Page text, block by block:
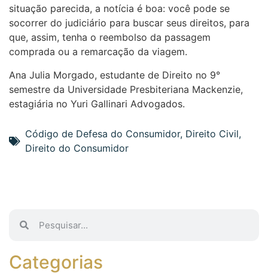
situação parecida, a notícia é boa: você pode se
socorrer do judiciário para buscar seus direitos, para
que, assim, tenha o reembolso da passagem
comprada ou a remarcação da viagem.
Ana Julia Morgado, estudante de Direito no 9°
semestre da Universidade Presbiteriana Mackenzie,
estagiária no Yuri Gallinari Advogados.
Código de Defesa do Consumidor, Direito Civil,
Direito do Consumidor
Categorias